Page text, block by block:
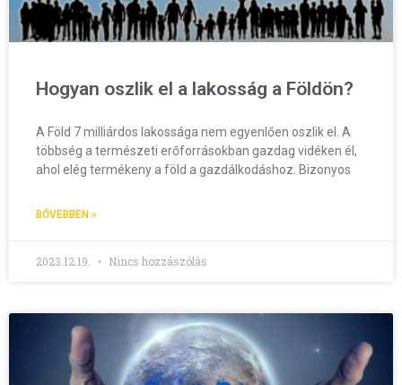
Hogyan oszlik el a lakosság a Földön?
A Föld 7 milliárdos lakossága nem egyenlően oszlik el. A
többség a természeti erőforrásokban gazdag vidéken él,
ahol elég termékeny a föld a gazdálkodáshoz. Bizonyos
BŐVEBBEN »
2023.12.19. Nincs hozzászólás